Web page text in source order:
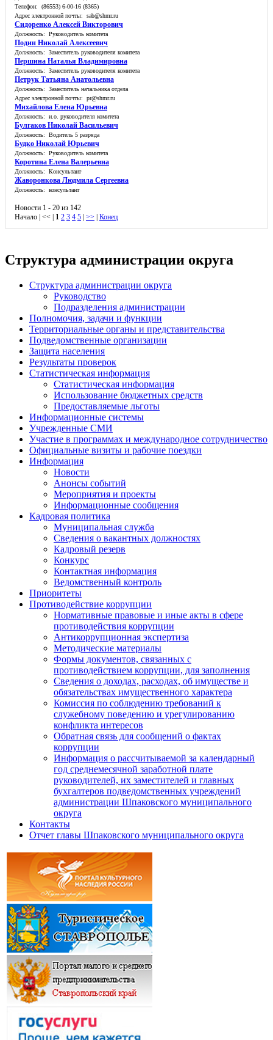
Телефон: (86553) 6-00-16 (8365)
Адрес электронной почты: sab@shmr.ru
Сидоренко Алексей Викторович
Должность: Руководитель комитета
Подин Николай Алексеевич
Должность: Заместитель руководителя комитета
Першина Наталья Владимировна
Должность: Заместитель руководителя комитета
Петрук Татьяна Анатольевна
Должность: Заместитель начальника отдела
Адрес электронной почты: pr@shmr.ru
Михайлова Елена Юрьевна
Должность: и.о. руководителя комитета
Булгаков Николай Васильевич
Должность: Водитель 5 разряда
Будко Николай Юрьевич
Должность: Руководитель комитета
Коротина Елена Валерьевна
Должность: Консультант
Жаворонкова Людмила Сергеевна
Должность: консультант
Новости 1 - 20 из 142
Начало | << | 1 2 3 4 5 | >> | Конец
Структура администрации округа
Структура администрации округа
Руководство
Подразделения администрации
Полномочия, задачи и функции
Территориальные органы и представительства
Подведомственные организации
Защита населения
Результаты проверок
Статистическая информация
Статистическая информация
Использование бюджетных средств
Предоставляемые льготы
Информационные системы
Учрежденные СМИ
Участие в программах и международное сотрудничество
Официальные визиты и рабочие поездки
Информация
Новости
Анонсы событий
Мероприятия и проекты
Информационные сообщения
Кадровая политика
Муниципальная служба
Сведения о вакантных должностях
Кадровый резерв
Конкурс
Контактная информация
Ведомственный контроль
Приоритеты
Противодействие коррупции
Нормативные правовые и иные акты в сфере
противодействия коррупции
Антикоррупционная экспертиза
Методические материалы
Формы документов, связанных с
противодействием коррупции, для заполнения
Сведения о доходах, расходах, об имуществе и
обязательствах имущественного характера
Комиссия по соблюдению требований к
служебному поведению и урегулированию
конфликта интересов
Обратная связь для сообщений о фактах
коррупции
Информация о рассчитываемой за календарный
год среднемесячной заработной плате
руководителей, их заместителей и главных
бухгалтеров подведомственных учреждений
администрации Шпаковского муниципального
округа
Контакты
Отчет главы Шпаковского муниципального округа